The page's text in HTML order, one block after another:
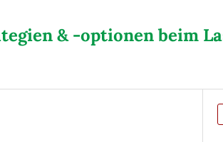
& -optionen beim